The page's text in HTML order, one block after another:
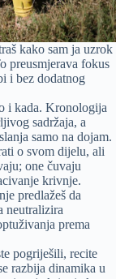
kako sam ja uzrok
preusmjerava fokus
i bez dodatnog
i kada. Kronologija
sadržaja, a
samo na dojam.
o svom dijelu, ali
one čuvaju
krivnje.
predlažeš da
neutralizira
prema
pogriješili, recite
razbija dinamika u